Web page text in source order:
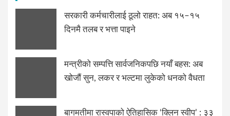
सरकारी कर्मचारीलाई ठूलो राहत: अब १५–१५
दिनमै तलब र भत्ता पाइने
मन्त्रीको सम्पत्ति सार्वजनिकपछि नयाँ बहस: अब
खोजौं सुन, लकर र भल्टमा लुकेको धनको वैधता
बागमतीमा रास्वपाको ऐतिहासिक ‘क्लिन स्वीप’ : ३३